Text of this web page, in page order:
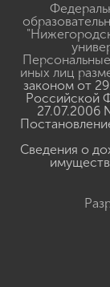
иных лиц
законом от
Российской
27.07.2006
Сведения о